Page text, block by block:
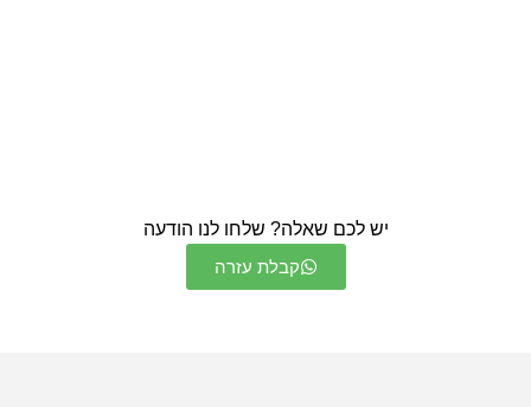
יש לכם שאלה? שלחו לנו הודעה
קבלת עזרה